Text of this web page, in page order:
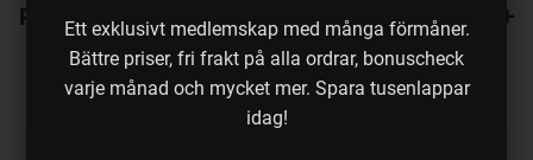
Ett exklusivt medlemskap med många förmåner.
Bättre priser, fri frakt på alla ordrar, bonuscheck
varje månad och mycket mer. Spara tusenlappar
idag!
Recensioner